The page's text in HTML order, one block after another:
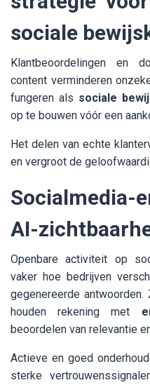
sociale
Klantbeoordelingen en
content verminderen
fungeren als sociale
op te bouwen vóór een
Het delen van echte
en vergroot de
Socialmedia-
AI-
Openbare activiteit op
vaker hoe bedrijven
gegenereerde
houden rekening met
beoordelen van relevantie
Actieve en goed
sterke